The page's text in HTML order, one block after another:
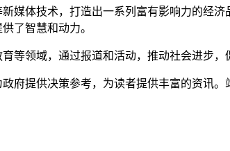
体技术，打造出一系列富有影响力的经
了智慧和动力。
等领域，通过报道和活动，推动社会进步，
提供决策参考，为读者提供丰富的资讯